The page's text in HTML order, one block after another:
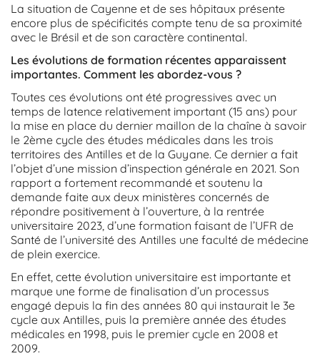
La situation de Cayenne et de ses hôpitaux présente
encore plus de spécificités compte tenu de sa proximité
avec le Brésil et de son caractère continental.
Les évolutions de formation récentes apparaissent
importantes. Comment les abordez-vous ?
Toutes ces évolutions ont été progressives avec un
temps de latence relativement important (15 ans) pour
la mise en place du dernier maillon de la chaîne à savoir
le 2ème cycle des études médicales dans les trois
territoires des Antilles et de la Guyane. Ce dernier a fait
l’objet d’une mission d’inspection générale en 2021. Son
rapport a fortement recommandé et soutenu la
demande faite aux deux ministères concernés de
répondre positivement à l’ouverture, à la rentrée
universitaire 2023, d’une formation faisant de l’UFR de
Santé de l’université des Antilles une faculté de médecine
de plein exercice.
En effet, cette évolution universitaire est importante et
marque une forme de finalisation d’un processus
engagé depuis la fin des années 80 qui instaurait le 3e
cycle aux Antilles, puis la première année des études
médicales en 1998, puis le premier cycle en 2008 et
2009.